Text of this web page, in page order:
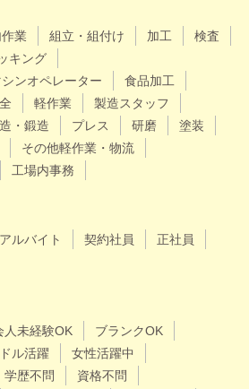
業 組立・組付け 加工
検査
キング
ンオペレーター
食品加工
軽作業
製造スタッフ
・鍛造 プレス 研磨
塗装
その他軽作業・物流
工場内事務
ルバイト 契約社員
正社員
人未経験OK
ブランクOK
ル活躍
女性活躍中
学歴不問
資格不問